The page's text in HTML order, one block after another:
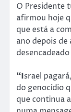
O Presidente
afirmou hoje
que está a
ano depois
“Israel
do genocídio
que continua